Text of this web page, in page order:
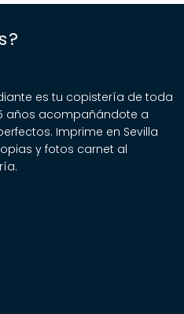
es tu copistería de toda
años acompañándote a
Imprime en Sevilla
y fotos carnet al